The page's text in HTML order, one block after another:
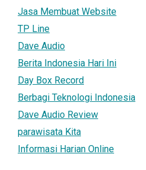
Jasa Membuat Website
TP Line
Dave Audio
Berita Indonesia Hari Ini
Day Box Record
Berbagi Teknologi Indonesia
Dave Audio Review
parawisata Kita
Informasi Harian Online